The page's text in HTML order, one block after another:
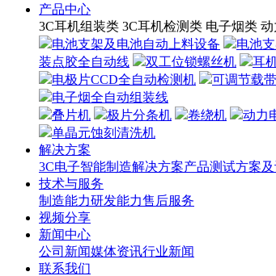
产品中心
3C耳机组装类 3C耳机检测类 电子烟类 动
电池支架及电池自动上料设备
电池
装点胶全自动线
双工位锁螺丝机
耳
电极片CCD全自动检测机
可调节载
电子烟全自动组装线
叠片机
极片分条机 卷绕机 动力
单晶元蚀刻清洗机
解决方案
3C电子智能制造解决方案产品测试方案
技术与服务
制造能力研发能力售后服务
视频分享
新闻中心
公司新闻媒体资讯行业新闻
联系我们